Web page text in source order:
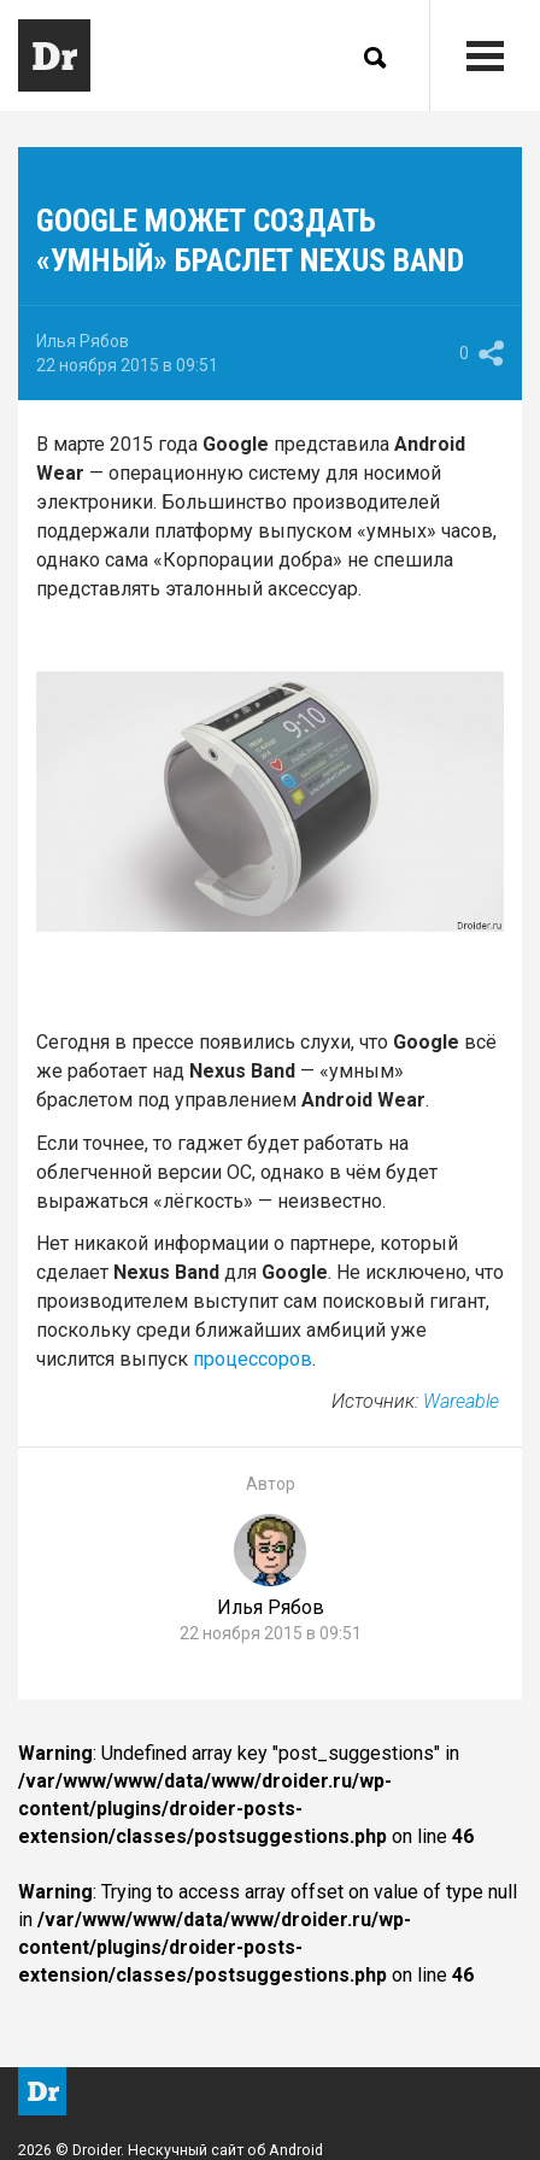
GOOGLE МОЖЕТ СОЗДАТЬ
«УМНЫЙ» БРАСЛЕТ NEXUS BAND
Илья Рябов
22 ноября 2015 в 09:51
0
В марте 2015 года Google представила Android
Wear — операционную систему для носимой
электроники. Большинство производителей
поддержали платформу выпуском «умных» часов,
однако сама «Корпорации добра» не спешила
представлять эталонный аксессуар.
Сегодня в прессе появились слухи, что Google всё
же работает над Nexus Band — «умным»
браслетом под управлением Android Wear.
Если точнее, то гаджет будет работать на
облегченной версии ОС, однако в чём будет
выражаться «лёгкость» — неизвестно.
Нет никакой информации о партнере, который
сделает Nexus Band для Google. Не исключено, что
производителем выступит сам поисковый гигант,
поскольку среди ближайших амбиций уже
числится выпуск процессоров.
Источник: Wareable
Автор
Илья Рябов
22 ноября 2015 в 09:51
Warning: Undefined array key "post_suggestions" in
/var/www/www/data/www/droider.ru/wp-
content/plugins/droider-posts-
extension/classes/postsuggestions.php on line 46
Warning: Trying to access array offset on value of type null
in /var/www/www/data/www/droider.ru/wp-
content/plugins/droider-posts-
extension/classes/postsuggestions.php on line 46
2026 © Droider. Нескучный сайт об Android